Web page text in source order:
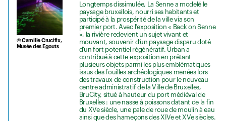
© Camille Crucifix,
Musée des Egouts
Longtemps dissimulée, La Senne a modelé le
paysage bruxellois, nourri ses habitants et
participé à la prospérité de la ville via son
premier port. Avec l’exposition « Back on Senne
», la rivière redevient un sujet vivant et
mouvant, souvenir d’un paysage disparu doté
d’un fort potentiel régénératif. Urban a
contribué à cette exposition en prêtant
plusieurs objets parmi les plus emblématiques
issus des fouilles archéologiques menées lors
des travaux de construction pour le nouveau
centre administratif de la Ville de Bruxelles,
BruCity, situé à hauteur du port médiéval de
Bruxelles : une nasse à poissons datant de la fin
du XVe siècle, une pale de roue de moulin à eau
ainsi que des hameçons des XIVe et XVe siècles.